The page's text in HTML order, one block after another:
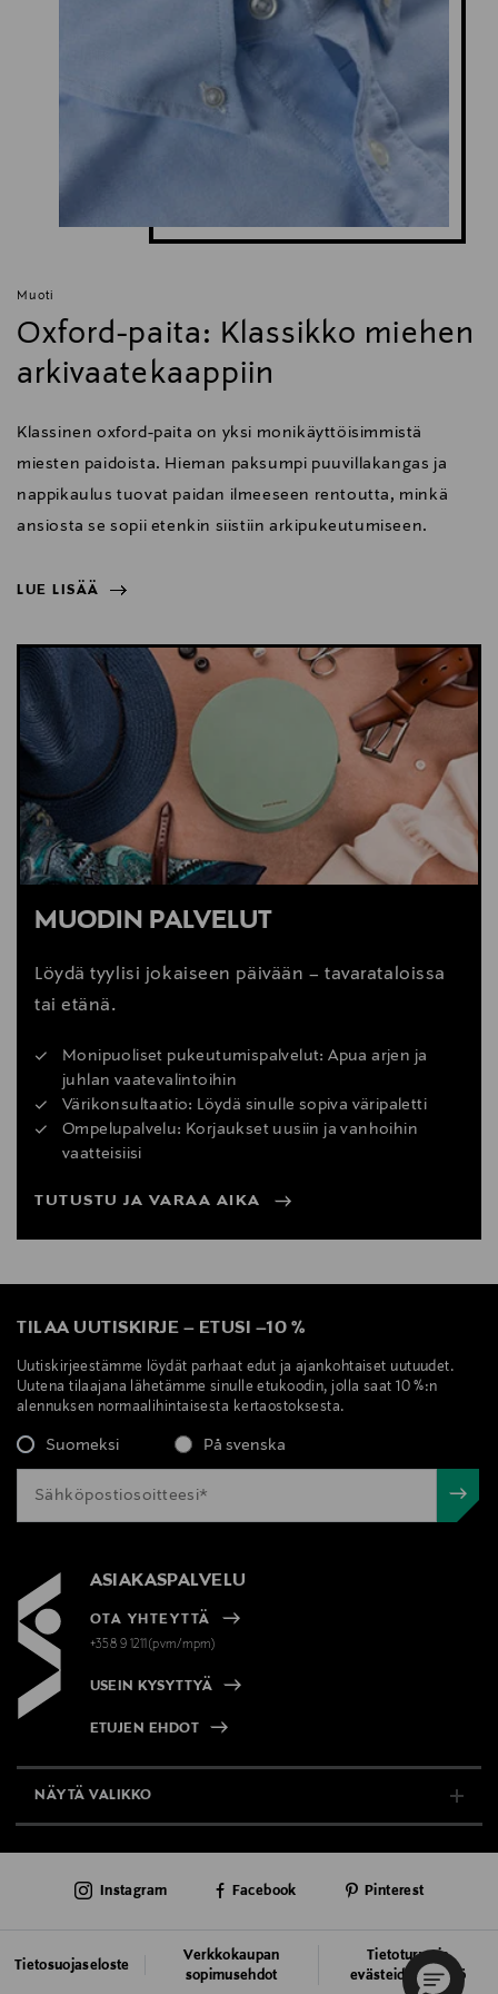
Muoti
Oxford-paita: Klassikko miehen
arkivaatekaappiin
Klassinen oxford-paita on yksi monikäyttöisimmistä
miesten paidoista. Hieman paksumpi puuvillakangas ja
nappikaulus tuovat paidan ilmeeseen rentoutta, minkä
ansiosta se sopii etenkin siistiin arkipukeutumiseen.
LUE LISÄÄ
LUE LISÄÄ
MUODIN PALVELUT
Löydä tyylisi jokaiseen päivään – tavarataloissa
tai etänä.
Monipuoliset pukeutumispalvelut: Apua arjen ja
juhlan vaatevalintoihin
Värikonsultaatio: Löydä sinulle sopiva väripaletti
Ompelupalvelu: Korjaukset uusiin ja vanhoihin
vaatteisiisi
TUTUSTU JA VARAA AIKA
TILAA UUTISKIRJE – ETUSI –10 %
Uutiskirjeestämme löydät parhaat edut ja ajankohtaiset uutuudet.
Uutena tilaajana lähetämme sinulle etukoodin, jolla saat 10 %:n
alennuksen normaalihintaisesta kertaostoksesta.
Suomeksi På svenska
ASIAKASPALVELU
OTA YHTEYTTÄ
+358 9 1211(pvm/mpm)
USEIN KYSYTTYÄ
ETUJEN EHDOT
NÄYTÄ VALIKKO
AJANKOHTAISTA
Tietosuojaseloste
Verkkokaupan
sopimusehdot
Tietoturva ja
evästeiden käyttö
Instagram Facebook Pinterest